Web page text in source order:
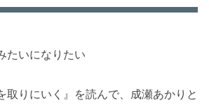
たいになりたい
取りにいく』を読んで、成瀬あかりと